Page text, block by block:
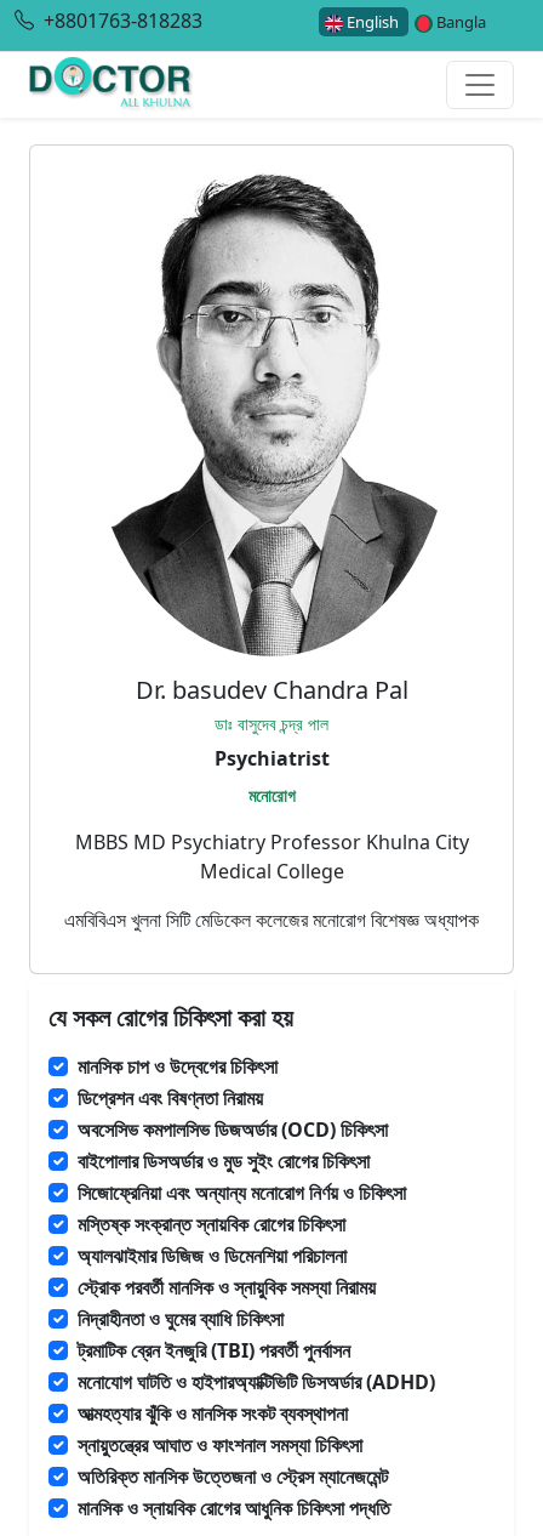
+8801763-818283 English Bangla
Dr. basudev Chandra Pal
ডাঃ বাসুদেব চন্দ্র পাল
Psychiatrist
মনোরোগ
MBBS MD Psychiatry Professor Khulna City
Medical College
এমবিবিএস খুলনা সিটি মেডিকেল কলেজের মনোরোগ বিশেষজ্ঞ অধ্যাপক
যে সকল রোগের চিকিৎসা করা হয়
মানসিক চাপ ও উদ্বেগের চিকিৎসা
ডিপ্রেশন এবং বিষণ্নতা নিরাময়
অবসেসিভ কমপালসিভ ডিজঅর্ডার (OCD) চিকিৎসা
বাইপোলার ডিসঅর্ডার ও মুড সুইং রোগের চিকিৎসা
সিজোফ্রেনিয়া এবং অন্যান্য মনোরোগ নির্ণয় ও চিকিৎসা
মস্তিষ্ক সংক্রান্ত স্নায়বিক রোগের চিকিৎসা
অ্যালঝাইমার ডিজিজ ও ডিমেনশিয়া পরিচালনা
স্ট্রোক পরবর্তী মানসিক ও স্নায়ুবিক সমস্যা নিরাময়
নিদ্রাহীনতা ও ঘুমের ব্যাধি চিকিৎসা
ট্রমাটিক ব্রেন ইনজুরি (TBI) পরবর্তী পুনর্বাসন
মনোযোগ ঘাটতি ও হাইপারঅ্যাক্টিভিটি ডিসঅর্ডার (ADHD)
আত্মহত্যার ঝুঁকি ও মানসিক সংকট ব্যবস্থাপনা
স্নায়ুতন্ত্রের আঘাত ও ফাংশনাল সমস্যা চিকিৎসা
অতিরিক্ত মানসিক উত্তেজনা ও স্ট্রেস ম্যানেজমেন্ট
মানসিক ও স্নায়বিক রোগের আধুনিক চিকিৎসা পদ্ধতি